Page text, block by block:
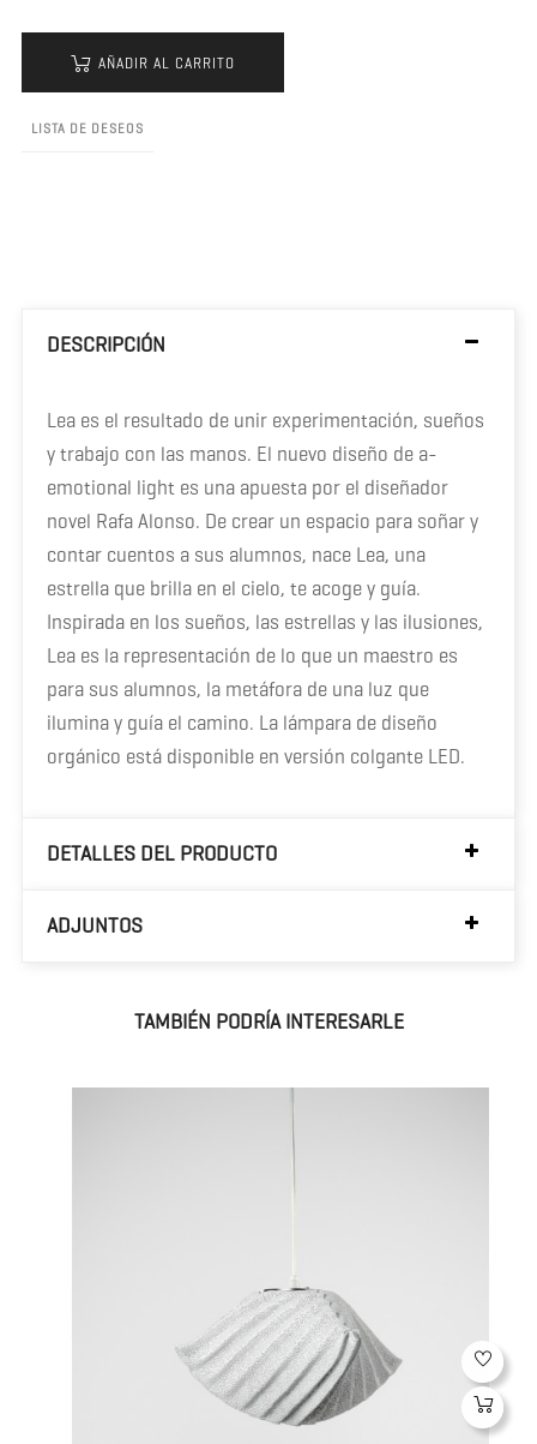
AÑADIR AL CARRITO
LISTA DE DESEOS
DESCRIPCIÓN
Lea es el resultado de unir experimentación, sueños
y trabajo con las manos. El nuevo diseño de a-
emotional light es una apuesta por el diseñador
novel Rafa Alonso. De crear un espacio para soñar y
contar cuentos a sus alumnos, nace Lea, una
estrella que brilla en el cielo, te acoge y guía.
Inspirada en los sueños, las estrellas y las ilusiones,
Lea es la representación de lo que un maestro es
para sus alumnos, la metáfora de una luz que
ilumina y guía el camino. La lámpara de diseño
orgánico está disponible en versión colgante LED.
DETALLES DEL PRODUCTO
ADJUNTOS
TAMBIÉN PODRÍA INTERESARLE